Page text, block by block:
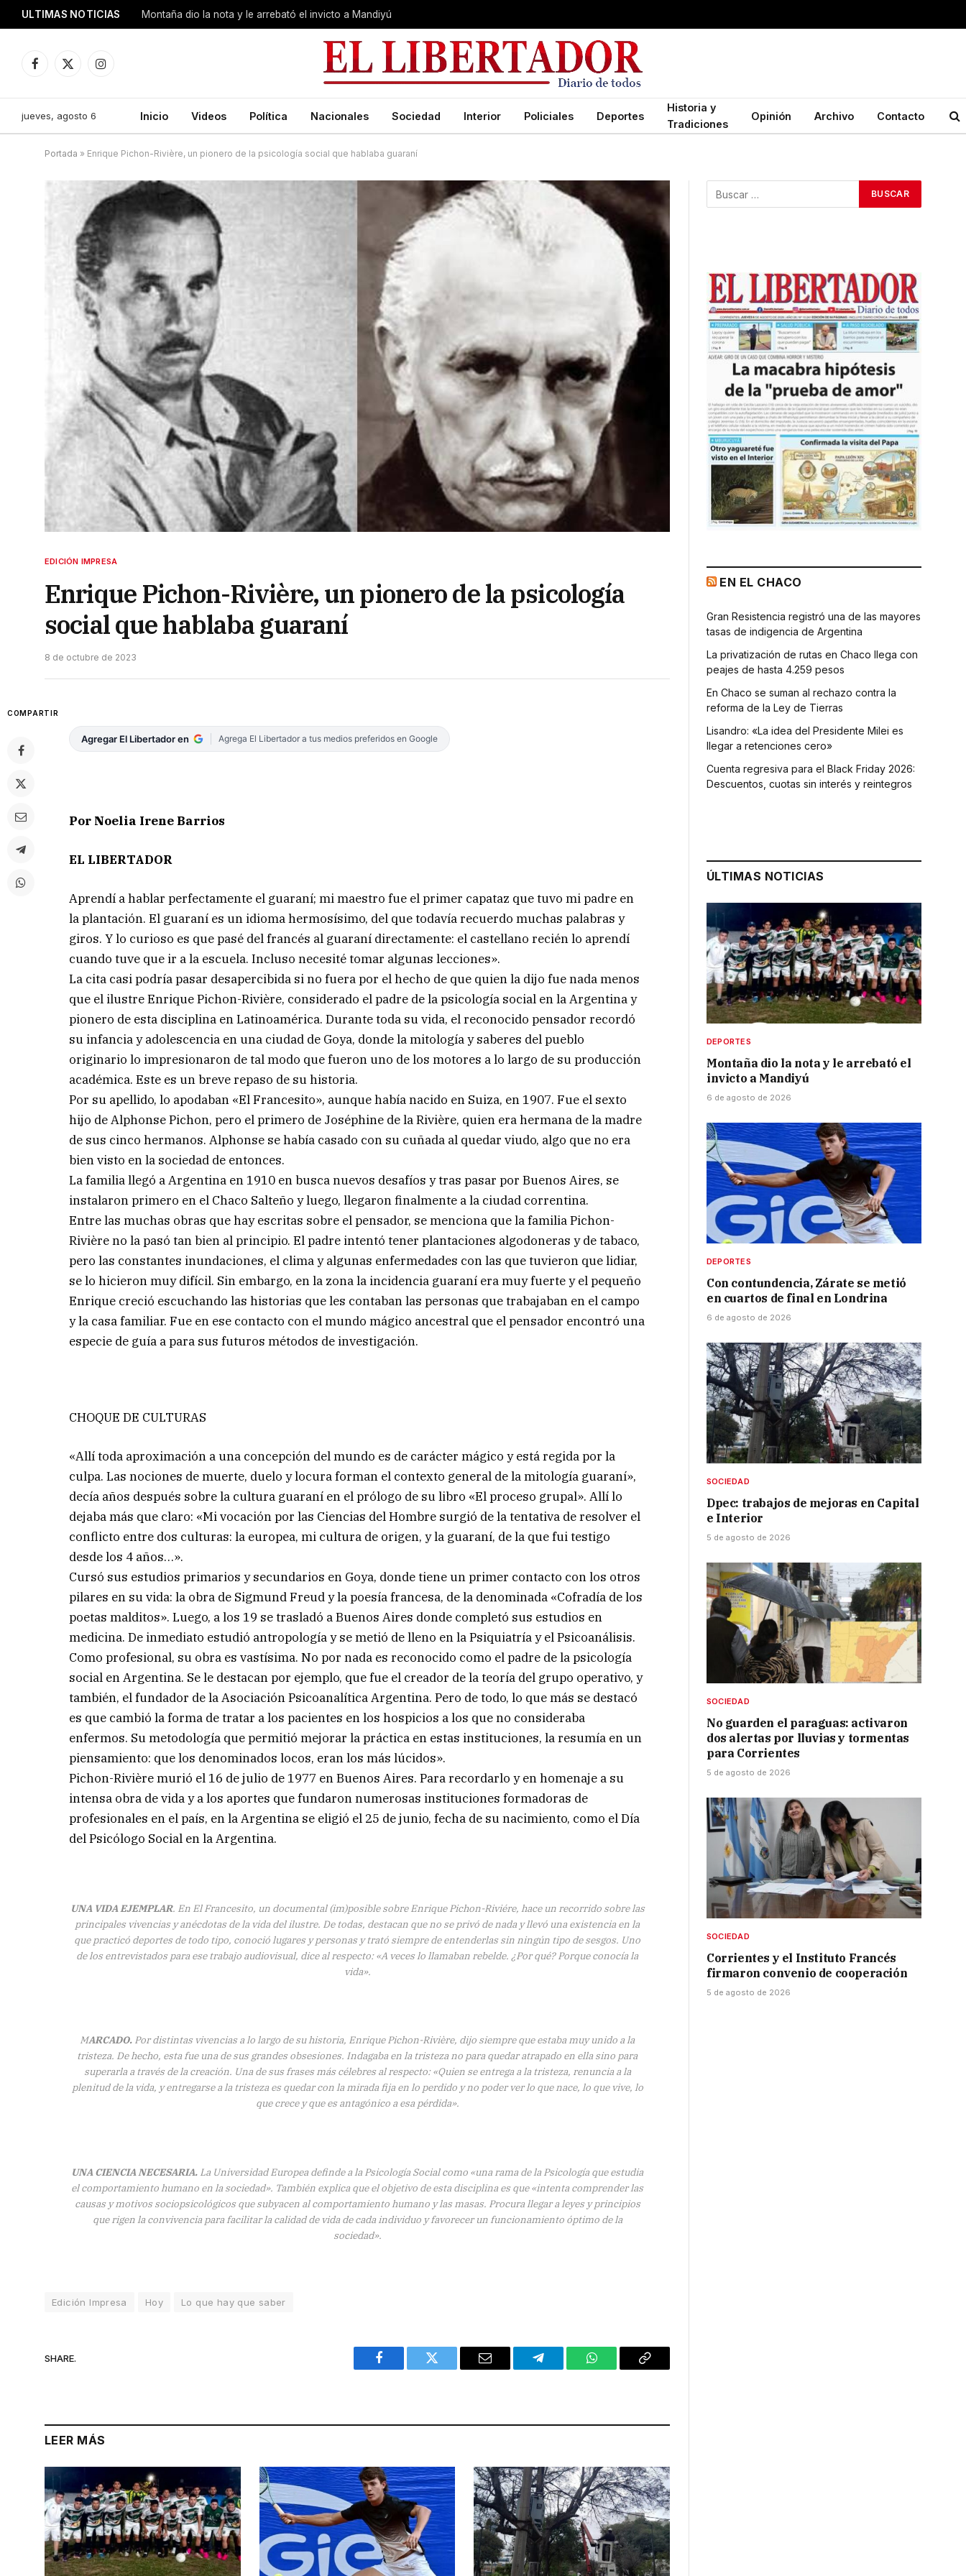
ULTIMAS NOTICIAS Montaña dio la nota y le arrebató el invicto a Mandiyú
Facebook
X
Instagram
jueves, agosto 6 Inicio Videos Política Nacionales Sociedad Interior Policiales Deportes
Historia y
Tradiciones
Opinión Archivo Contacto
Portada » Enrique Pichon-Rivière, un pionero de la psicología social que hablaba guaraní
EDICIÓN IMPRESA
Enrique Pichon-Rivière, un pionero de la psicología
social que hablaba guaraní
8 de octubre de 2023
COMPARTIR
Agregar El Libertador en Agrega El Libertador a tus medios preferidos en Google
Por Noelia Irene Barrios
EL LIBERTADOR
Aprendí a hablar perfectamente el guaraní; mi maestro fue el primer capataz que tuvo mi padre en
la plantación. El guaraní es un idioma hermosísimo, del que todavía recuerdo muchas palabras y
giros. Y lo curioso es que pasé del francés al guaraní directamente: el castellano recién lo aprendí
cuando tuve que ir a la escuela. Incluso necesité tomar algunas lecciones».
La cita casi podría pasar desapercibida si no fuera por el hecho de que quien la dijo fue nada menos
que el ilustre Enrique Pichon-Rivière, considerado el padre de la psicología social en la Argentina y
pionero de esta disciplina en Latinoamérica. Durante toda su vida, el reconocido pensador recordó
su infancia y adolescencia en una ciudad de Goya, donde la mitología y saberes del pueblo
originario lo impresionaron de tal modo que fueron uno de los motores a lo largo de su producción
académica. Este es un breve repaso de su historia.
Por su apellido, lo apodaban «El Francesito», aunque había nacido en Suiza, en 1907. Fue el sexto
hijo de Alphonse Pichon, pero el primero de Joséphine de la Rivière, quien era hermana de la madre
de sus cinco hermanos. Alphonse se había casado con su cuñada al quedar viudo, algo que no era
bien visto en la sociedad de entonces.
La familia llegó a Argentina en 1910 en busca nuevos desafíos y tras pasar por Buenos Aires, se
instalaron primero en el Chaco Salteño y luego, llegaron finalmente a la ciudad correntina.
Entre las muchas obras que hay escritas sobre el pensador, se menciona que la familia Pichon-
Rivière no la pasó tan bien al principio. El padre intentó tener plantaciones algodoneras y de tabaco,
pero las constantes inundaciones, el clima y algunas enfermedades con las que tuvieron que lidiar,
se lo hicieron muy difícil. Sin embargo, en la zona la incidencia guaraní era muy fuerte y el pequeño
Enrique creció escuchando las historias que les contaban las personas que trabajaban en el campo
y la casa familiar. Fue en ese contacto con el mundo mágico ancestral que el pensador encontró una
especie de guía a para sus futuros métodos de investigación.
CHOQUE DE CULTURAS
«Allí toda aproximación a una concepción del mundo es de carácter mágico y está regida por la
culpa. Las nociones de muerte, duelo y locura forman el contexto general de la mitología guaraní»,
decía años después sobre la cultura guaraní en el prólogo de su libro «El proceso grupal». Allí lo
dejaba más que claro: «Mi vocación por las Ciencias del Hombre surgió de la tentativa de resolver el
conflicto entre dos culturas: la europea, mi cultura de origen, y la guaraní, de la que fui testigo
desde los 4 años…».
Cursó sus estudios primarios y secundarios en Goya, donde tiene un primer contacto con los otros
pilares en su vida: la obra de Sigmund Freud y la poesía francesa, de la denominada «Cofradía de los
poetas malditos». Luego, a los 19 se trasladó a Buenos Aires donde completó sus estudios en
medicina. De inmediato estudió antropología y se metió de lleno en la Psiquiatría y el Psicoanálisis.
Como profesional, su obra es vastísima. No por nada es reconocido como el padre de la psicología
social en Argentina. Se le destacan por ejemplo, que fue el creador de la teoría del grupo operativo, y
también, el fundador de la Asociación Psicoanalítica Argentina. Pero de todo, lo que más se destacó
es que cambió la forma de tratar a los pacientes en los hospicios a los que no consideraba
enfermos. Su metodología que permitió mejorar la práctica en estas instituciones, la resumía en un
piensamiento: que los denominados locos, eran los más lúcidos».
Pichon-Rivière murió el 16 de julio de 1977 en Buenos Aires. Para recordarlo y en homenaje a su
intensa obra de vida y a los aportes que fundaron numerosas instituciones formadoras de
profesionales en el país, en la Argentina se eligió el 25 de junio, fecha de su nacimiento, como el Día
del Psicólogo Social en la Argentina.
UNA VIDA EJEMPLAR. En El Francesito, un documental (im)posible sobre Enrique Pichon-Riviére, hace un recorrido sobre las
principales vivencias y anécdotas de la vida del ilustre. De todas, destacan que no se privó de nada y llevó una existencia en la
que practicó deportes de todo tipo, conoció lugares y personas y trató siempre de entenderlas sin ningún tipo de sesgos. Uno
de los entrevistados para ese trabajo audiovisual, dice al respecto: «A veces lo llamaban rebelde. ¿Por qué? Porque conocía la
vida».
MARCADO. Por distintas vivencias a lo largo de su historia, Enrique Pichon-Rivière, dijo siempre que estaba muy unido a la
tristeza. De hecho, esta fue una de sus grandes obsesiones. Indagaba en la tristeza no para quedar atrapado en ella sino para
superarla a través de la creación. Una de sus frases más célebres al respecto: «Quien se entrega a la tristeza, renuncia a la
plenitud de la vida, y entregarse a la tristeza es quedar con la mirada fija en lo perdido y no poder ver lo que nace, lo que vive, lo
que crece y que es antagónico a esa pérdida».
UNA CIENCIA NECESARIA. La Universidad Europea definde a la Psicología Social como «una rama de la Psicología que estudia
el comportamiento humano en la sociedad». También explica que el objetivo de esta disciplina es que «intenta comprender las
causas y motivos sociopsicológicos que subyacen al comportamiento humano y las masas. Procura llegar a leyes y principios
que rigen la convivencia para facilitar la calidad de vida de cada individuo y favorecer un funcionamiento óptimo de la
sociedad».
Edición Impresa Hoy Lo que hay que saber
SHARE.
Facebook Twitter Email Telegram WhatsAppCopy
LEER MÁS
EN EL CHACO
Gran Resistencia registró una de las mayores
tasas de indigencia de Argentina
La privatización de rutas en Chaco llega con
peajes de hasta 4.259 pesos
En Chaco se suman al rechazo contra la
reforma de la Ley de Tierras
Lisandro: «La idea del Presidente Milei es
llegar a retenciones cero»
Cuenta regresiva para el Black Friday 2026:
Descuentos, cuotas sin interés y reintegros
ÚLTIMAS NOTICIAS
DEPORTES
Montaña dio la nota y le arrebató el
invicto a Mandiyú
6 de agosto de 2026
DEPORTES
Con contundencia, Zárate se metió
en cuartos de final en Londrina
6 de agosto de 2026
SOCIEDAD
Dpec: trabajos de mejoras en Capital
e Interior
5 de agosto de 2026
SOCIEDAD
No guarden el paraguas: activaron
dos alertas por lluvias y tormentas
para Corrientes
5 de agosto de 2026
SOCIEDAD
Corrientes y el Instituto Francés
firmaron convenio de cooperación
5 de agosto de 2026